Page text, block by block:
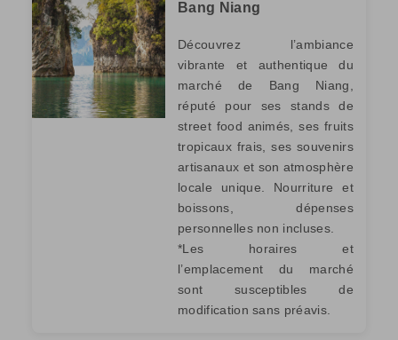
Bang Niang
Découvrez l’ambiance
vibrante et authentique du
marché de Bang Niang,
réputé pour ses stands de
street food animés, ses fruits
tropicaux frais, ses souvenirs
artisanaux et son atmosphère
locale unique. Nourriture et
boissons, dépenses
personnelles non incluses.
*Les horaires et
l’emplacement du marché
sont susceptibles de
modification sans préavis.